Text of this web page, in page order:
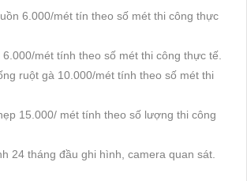
6.000/mét tín theo số mét thi công thực
mét tính theo số mét thi công thực tế.
ruột gà 10.000/mét tính theo số mét thi
15.000/ mét tính theo số lượng thi công
24 tháng đầu ghi hình, camera quan sát.